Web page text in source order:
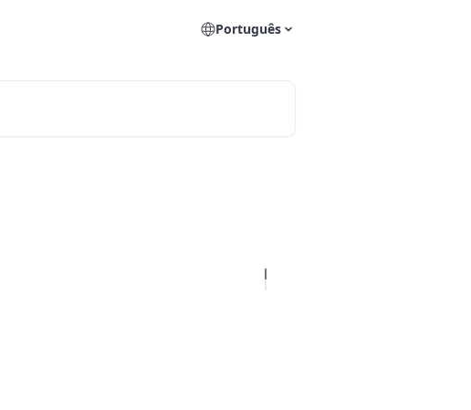
Português